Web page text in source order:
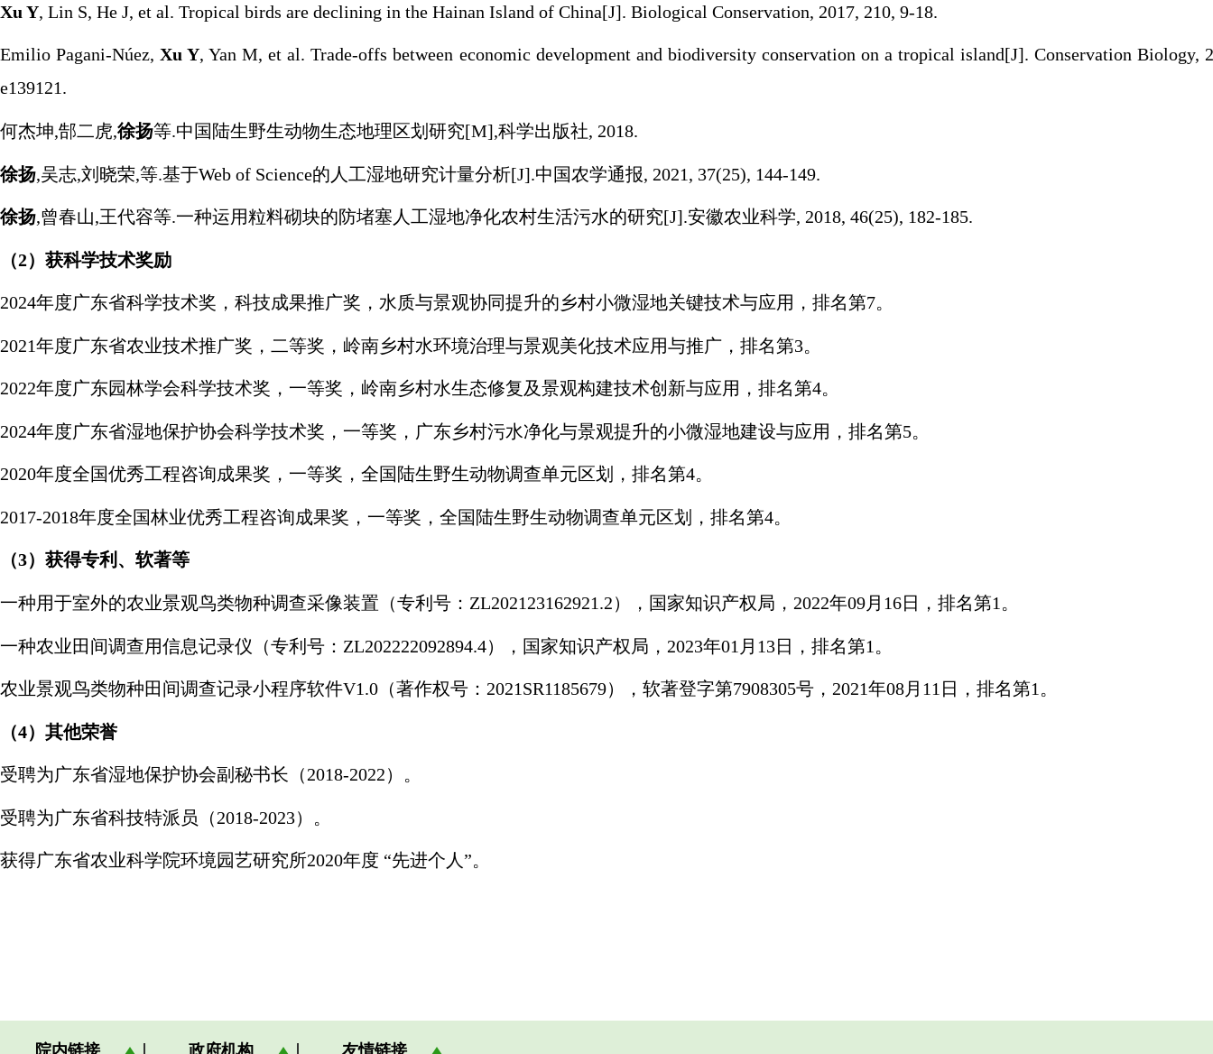
Xu Y, Lin S, He J, et al. Tropical birds are declining in the Hainan Island of China[J]. Biological Conservation, 2017, 210, 9-18.
Emilio Pagani-Núez,Xu Y, Yan M, et al. Trade-offs between economic development and biodiversity conservation on a tropical island[J]. Conservation Biology,
e139121.
何杰坤,郜二虎,徐扬等.中国陆生野生动物生态地理区划研究[M],科学出版社, 2018.
徐扬,吴志,刘晓荣,等.基于Web of Science的人工湿地研究计量分析[J].中国农学通报, 2021, 37(25), 144-149.
徐扬,曾春山,王代容等.一种运用粒料砌块的防堵塞人工湿地净化农村生活污水的研究[J].安徽农业科学, 2018, 46(25), 182-185.
（2）获科学技术奖励
2024年度广东省科学技术奖，科技成果推广奖，水质与景观协同提升的乡村小微湿地关键技术与应用，排名第7。
2021年度广东省农业技术推广奖，二等奖，岭南乡村水环境治理与景观美化技术应用与推广，排名第3。
2022年度广东园林学会科学技术奖，一等奖，岭南乡村水生态修复及景观构建技术创新与应用，排名第4。
2024年度广东省湿地保护协会科学技术奖，一等奖，广东乡村污水净化与景观提升的小微湿地建设与应用，排名第5。
2020年度全国优秀工程咨询成果奖，一等奖，全国陆生野生动物调查单元区划，排名第4。
2017-2018年度全国林业优秀工程咨询成果奖，一等奖，全国陆生野生动物调查单元区划，排名第4。
（3）获得专利、软著等
一种用于室外的农业景观鸟类物种调查采像装置（专利号：ZL202123162921.2），国家知识产权局，2022年09月16日，排名第1。
一种农业田间调查用信息记录仪（专利号：ZL202222092894.4），国家知识产权局，2023年01月13日，排名第1。
农业景观鸟类物种田间调查记录小程序软件V1.0（著作权号：2021SR1185679），软著登字第7908305号，2021年08月11日，排名第1。
（4）其他荣誉
受聘为广东省湿地保护协会副秘书长（2018-2022）。
受聘为广东省科技特派员（2018-2023）。
获得广东省农业科学院环境园艺研究所2020年度 “先进个人”。